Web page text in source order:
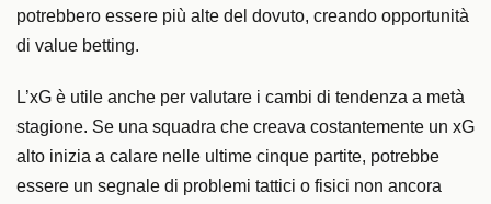
potrebbero essere più alte del dovuto, creando opportunità
di value betting.
L’xG è utile anche per valutare i cambi di tendenza a metà
stagione. Se una squadra che creava costantemente un xG
alto inizia a calare nelle ultime cinque partite, potrebbe
essere un segnale di problemi tattici o fisici non ancora